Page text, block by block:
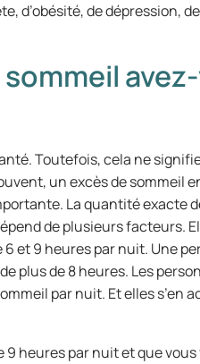
d’obésité, de dépression,
Toutefois, cela ne
un excès de sommeil
La quantité exacte
de plusieurs facteurs.
et 9 heures par nuit. Une
plus de 8 heures. Les
par nuit. Et elles s’en
heures par nuit et que